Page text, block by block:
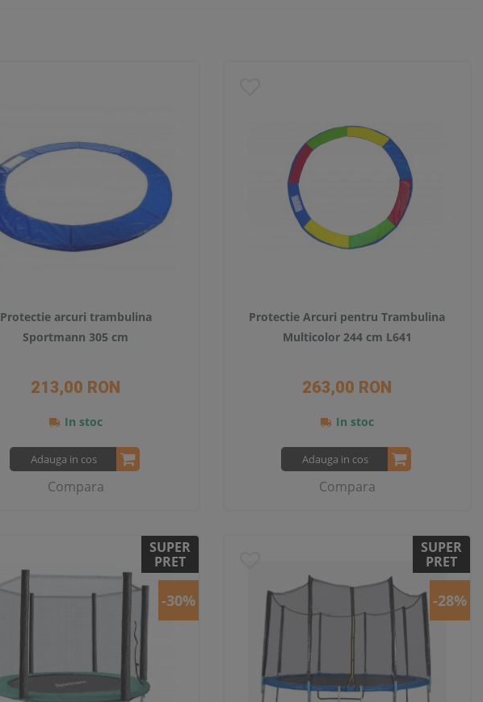
Protectie arcuri trambulina
Sportmann 305 cm
213,00 RON
In stoc
Adauga in cos
Compara
Protectie Arcuri pentru Trambulina
Multicolor 244 cm L641
263,00 RON
In stoc
Adauga in cos
Compara
SUPER
PRET
-30%
SUPER
PRET
-28%